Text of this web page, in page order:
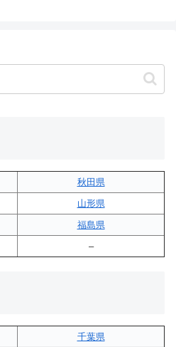
秋田県
山形県
福島県
–
千葉県